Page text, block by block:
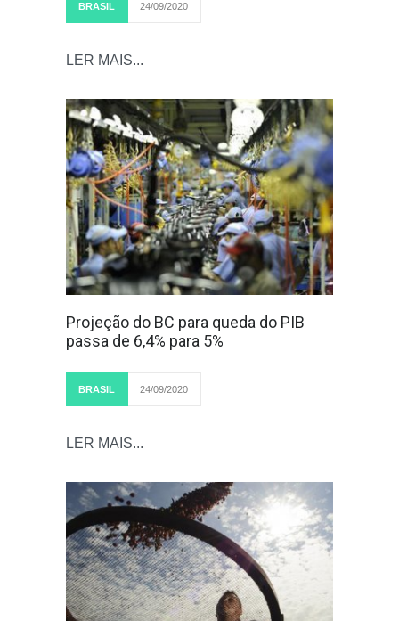
BRASIL 24/09/2020
LER MAIS...
Projeção do BC para queda do PIB
passa de 6,4% para 5%
BRASIL 24/09/2020
LER MAIS...